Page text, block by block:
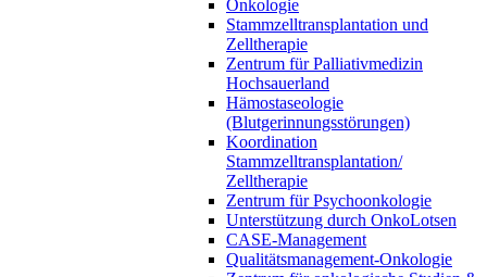
Onkologie
Stammzelltransplantation und
Zelltherapie
Zentrum für Palliativmedizin
Hochsauerland
Hämostaseologie
(Blutgerinnungsstörungen)
Koordination
Stammzelltransplantation/
Zelltherapie
Zentrum für Psychoonkologie
Unterstützung durch OnkoLotsen
CASE-Management
Qualitätsmanagement-Onkologie